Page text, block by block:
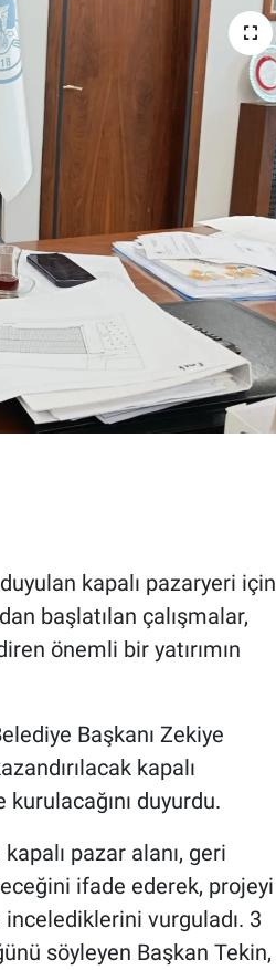
kapalı pazaryeri için
başlatılan çalışmalar,
önemli bir yatırımın
Başkanı Zekiye
kapalı
duyurdu.
pazar alanı, geri
ifade ederek, projeyi
vurguladı. 3
söyleyen Başkan Tekin,